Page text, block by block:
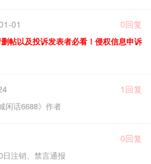
01 0回复
帖以及投诉发表者必看！侵权信息申诉
1回复
闲话6688》作者
0回复
日注销、禁言通报